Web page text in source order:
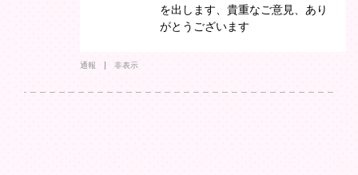
を出します、貴重なご意見、あり
がとうございます
通報 非表示